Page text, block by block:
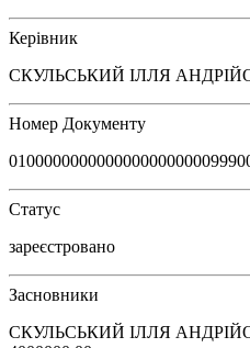
Керівник
СКУЛЬСЬКИЙ ІЛЛЯ
Номер Документу
Статус
зареєстровано
Засновники
СКУЛЬСЬКИЙ ІЛЛЯ